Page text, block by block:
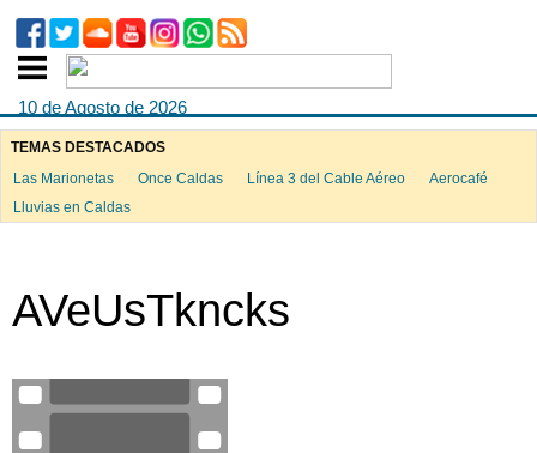
10 de Agosto de 2026
TEMAS DESTACADOS
Las Marionetas
Once Caldas Línea 3 del Cable Aéreo
Aerocafé
Lluvias en Caldas
AVeUsTkncks